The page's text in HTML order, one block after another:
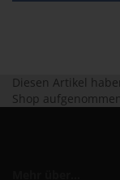
Diesen Artikel
Shop